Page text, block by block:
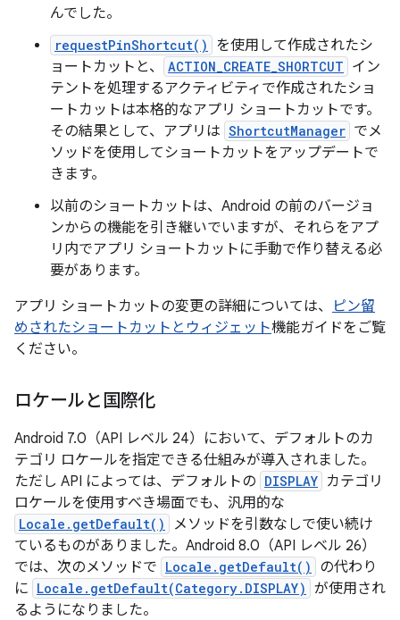
んでした。
requestPinShortcut()
を使用して作成されたシ
ョートカットと、
ACTION_CREATE_SHORTCUT イン
テントを処理するアクティビティで作成されたショ
ートカットは本格的なアプリ ショートカットです。
その結果として、アプリは ShortcutManager でメ
ソッドを使用してショートカットをアップデートで
きます。
以前のショートカットは、Android の前のバージョ
ンからの機能を引き継いでいますが、それらをアプ
リ内でアプリ ショートカットに手動で作り替える必
要があります。
アプリ ショートカットの変更の詳細については、
ピン留
めされたショートカットとウィジェット機能ガイドをご覧
ください。
ロケールと国際化
Android 7.0（API レベル 24）において、デフォルトのカ
テゴリ ロケールを指定できる仕組みが導入されました。
ただし API によっては、デフォルトの DISPLAY カテゴリ
ロケールを使用すべき場面でも、汎用的な
Locale.getDefault()
メソッドを引数なしで使い続け
ているものがありました。Android 8.0（API レベル 26）
では、次のメソッドで Locale.getDefault()
の代わり
に Locale.getDefault(Category.DISPLAY) が使用され
るようになりました。